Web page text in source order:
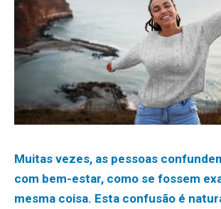
Muitas vezes, as pessoas
com bem-estar, como se fossem
mesma coisa. Esta confusão é